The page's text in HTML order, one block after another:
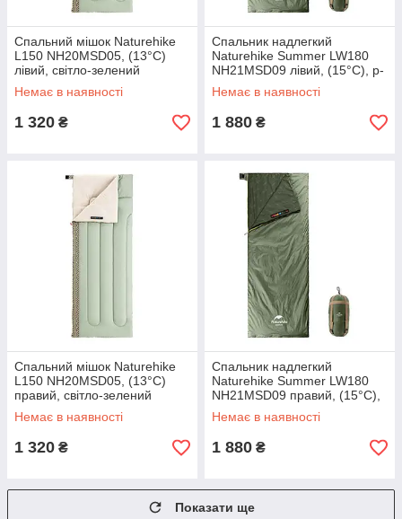
Спальний мішок Naturehike
L150 NH20MSD05, (13°C)
лівий, світло-зелений
Немає в наявності
1 320 ₴
Спальник надлегкий
Naturehike Summer LW180
NH21MSD09 лівий, (15°C), p-
p XL, зелений
Немає в наявності
1 880 ₴
Спальний мішок Naturehike
L150 NH20MSD05, (13°C)
правий, світло-зелений
Немає в наявності
1 320 ₴
Спальник надлегкий
Naturehike Summer LW180
NH21MSD09 правий, (15°C),
p-p XL, зелений
Немає в наявності
1 880 ₴
Показати ще